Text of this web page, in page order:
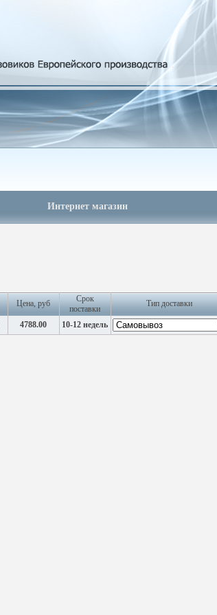
Интернет магазин
Цена, руб
Срок
поставки
Тип доставки
4788.00 10-12 недель